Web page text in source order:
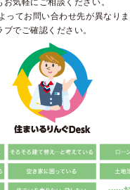
気軽にご相談ください。
ってお問い合わせ先が異なり
でご確認ください。